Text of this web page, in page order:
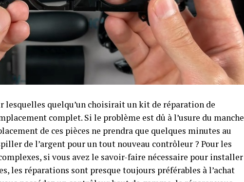
lesquelles quelqu’un choisirait un kit de réparation de
complet. Si le problème est dû à l’usure du manche
de ces pièces ne prendra que quelques minutes au
de l’argent pour un tout nouveau contrôleur ? Pour les
si vous avez le savoir-faire nécessaire pour installer
les réparations sont presque toujours préférables à l’achat